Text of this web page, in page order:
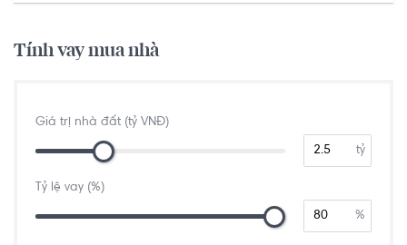
Tính vay mua nhà
Giá trị nhà đất (tỷ VNĐ)
tỷ
Tỷ lệ vay (%)
%